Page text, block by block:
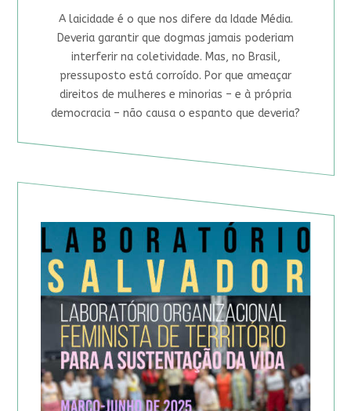
A laicidade é o que nos difere da Idade Média.
Deveria garantir que dogmas jamais poderiam
interferir na coletividade. Mas, no Brasil,
pressuposto está corroído. Por que ameaçar
direitos de mulheres e minorias – e à própria
democracia – não causa o espanto que deveria?